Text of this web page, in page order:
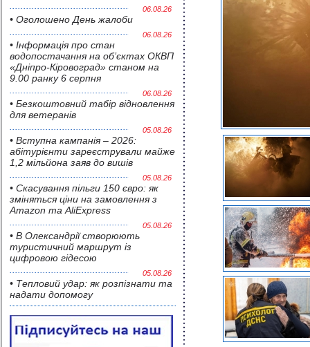
06.08.26
• Оголошено День жалоби
06.08.26
• Інформація про стан
водопостачання на об’єктах ОКВП
«Дніпро-Кіровоград» станом на
9.00 ранку 6 серпня
06.08.26
• Безкоштовний табір відновлення
для ветеранів
05.08.26
• Вступна кампанія – 2026:
абітурієнти зареєстрували майже
1,2 мільйона заяв до вишів
05.08.26
• Скасування пільги 150 євро: як
зміняться ціни на замовлення з
Amazon та AliExpress
05.08.26
• В Олександрії створюють
туристичний маршрут із
цифровою гідесою
05.08.26
• Тепловий удар: як розпізнати та
надати допомогу